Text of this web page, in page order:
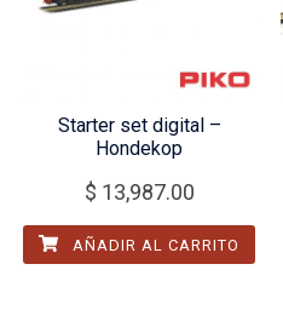
Starter set digital –
Hondekop
$ 13,987.00
AÑADIR AL CARRITO